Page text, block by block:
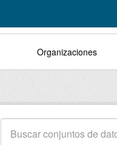
Organizaciones